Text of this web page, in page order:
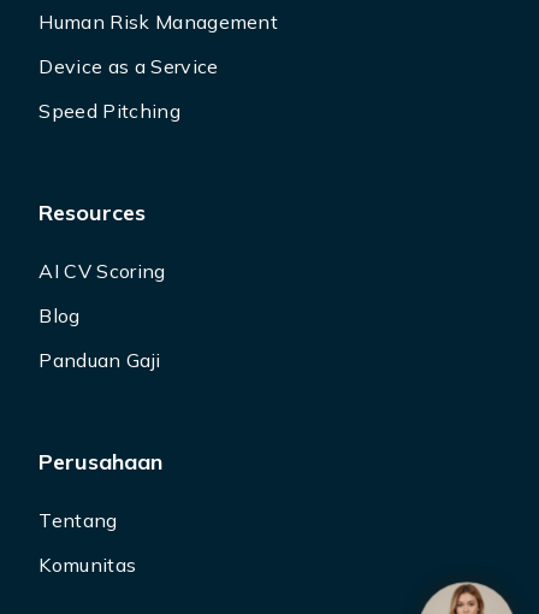
Human Risk Management
Device as a Service
Speed Pitching
Resources
AI CV Scoring
Blog
Panduan Gaji
Perusahaan
Tentang
Komunitas